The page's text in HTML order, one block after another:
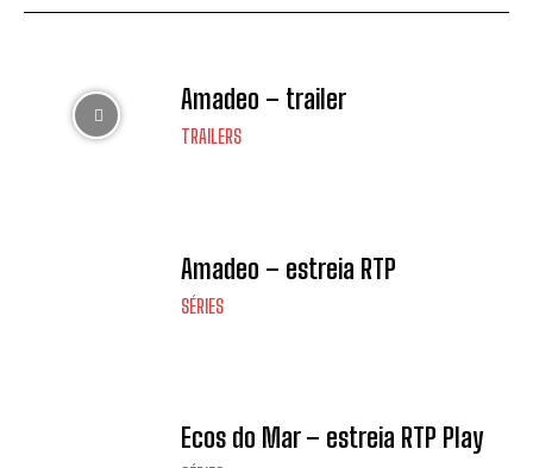
Amadeo – trailer
TRAILERS
Amadeo – estreia RTP
SÉRIES
Ecos do Mar – estreia RTP Play